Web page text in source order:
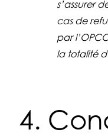
s’assurer
cas de
par
la totalité
4.